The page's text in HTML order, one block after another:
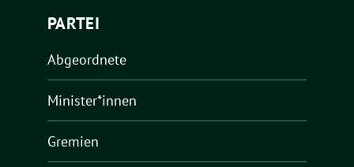
PARTEI
Abgeordnete
Minister*innen
Gremien